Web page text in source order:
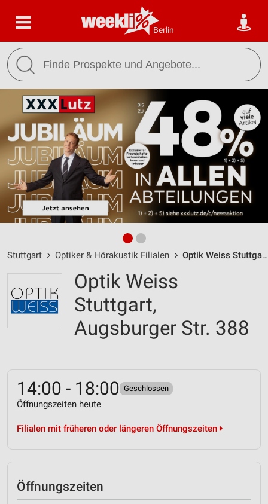
Berlin
Stuttgart Optiker & Hörakustik Filialen Optik Weiss Stuttgart / Augsburger Str. 388 - Öffnungszeiten & Adresse
Optik Weiss
Stuttgart,
Augsburger Str. 388
14:00 - 18:00 Geschlossen
Öffnungszeiten heute
Filialen mit früheren oder längeren Öffnungszeiten
Öffnungszeiten